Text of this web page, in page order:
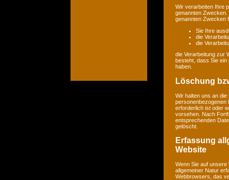
Wir verarbeiten Ihre
genannten
genannten Zwecken
Sie Ihre
die
die
die Verarbeitung zur
besteht, dass Sie
haben.
Löschung
Wir halten uns an
personenbezogenen
erforderlich ist oder
vorsehen. Nach
entsprechenden
gelöscht.
Erfassung
Website
Wenn Sie auf
allgemeiner Natur
Webbrowsers, das